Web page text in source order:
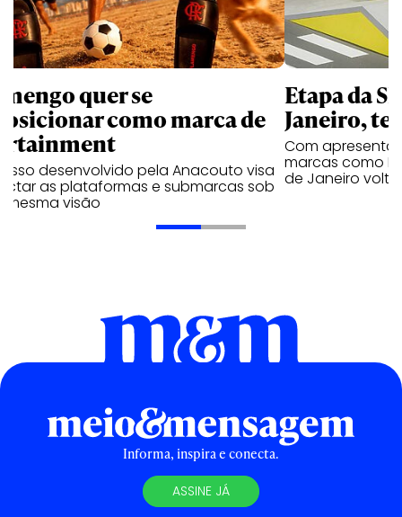
quer se
como marca de
desenvolvido pela Anacouto visa
as plataformas e submarcas sob
mesma visão
Etapa da
Janeiro,
Com
marcas como
de Janeiro
Informa, inspira e conecta.
ASSINE JÁ